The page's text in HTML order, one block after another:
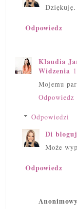
Dziękuję.
Odpowiedz
Klaudia
Widzenia
Mojemu
Odpowiedz
Odpowiedzi
Di
Może
Odpowiedz
Anonimowy